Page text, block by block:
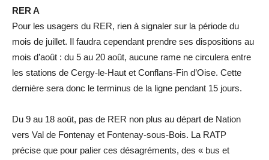
RER A
Pour les usagers du RER, rien à signaler sur la période du
mois de juillet. Il faudra cependant prendre ses dispositions au
mois d’août : du 5 au 20 août, aucune rame ne circulera entre
les stations de Cergy-le-Haut et Conflans-Fin d’Oise. Cette
dernière sera donc le ­terminus de la ligne pendant 15 jours.
Du 9 au 18 août, pas de RER non plus au départ de Nation
vers Val de Fontenay et Fontenay-sous-Bois. La RATP
précise que pour palier ces désagréments, des « bus et